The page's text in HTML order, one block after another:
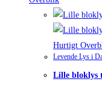
Hurtigt
Levende Lys i
Lille bloklys